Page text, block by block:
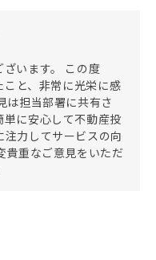
います。 この度
こと、非常に光栄に感
は担当部署に共有さ
に安心して不動産投
力してサービスの向
貴重なご意見をいただ